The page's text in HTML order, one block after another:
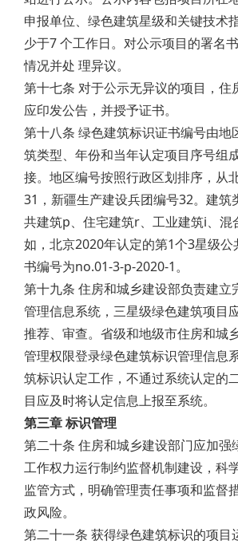
申报单位、绿色建筑星级和关键技术
少于7 个工作日。对公示项目的署名
情况并处 理异议。
第十七条 对于公示无异议的项目，住
应印发公告，并授予证书。
第十八条 绿色建筑标识证书编号由地
筑类型、年份和当年认定项目序号组
接。地区编号按照行政区划排序，从
31，新疆生产建设兵团编号32。建筑
共建筑p、住宅建筑r、工业建筑i、混
如，北京2020年认定的第1个3星级公
书编号为no.01-3-p-2020-1。
第十九条 住房和城乡建设部负责建立
管理信息系统，三星级绿色建筑项目
推荐、审查。省级和地级市住房和城
管理权限登录绿色建筑标识管理信息
筑标识认定工作，不通过系统认定的
目应及时将认定信息上报至系统。
第三章 标识管理
第二十条 住房和城乡建设部门应加强
工作权力运行制约监督机制建设，科
监管方式，明确管理责任事项和监督
政风险。
第二十一条 获得绿色建筑标识的项目